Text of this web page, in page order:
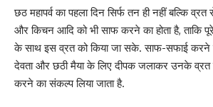
छठ महापर्व का पहला दिन सिर्फ तन ही नहीं बल्कि
और किचन आदि को भी साफ करने का होता है, ताकि पूरे
के साथ इस व्रत को किया जा सके. साफ-सफाई करने
देवता और छठी मैया के लिए दीपक जलाकर उनके व्रत
करने का संकल्प लिया जाता है.